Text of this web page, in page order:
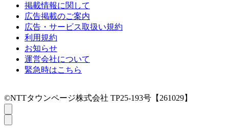
掲載情報に関して
広告掲載のご案内
広告・サービス取扱い規約
利用規約
お知らせ
運営会社について
緊急時はこちら
©NTTタウンページ株式会社 TP25-193号【261029】